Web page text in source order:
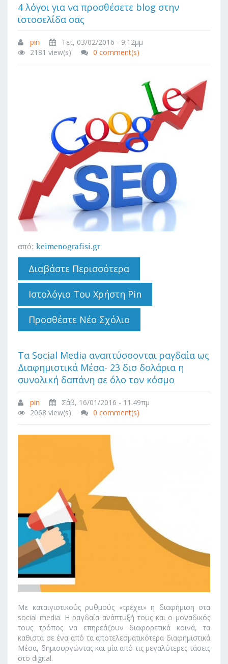
4 λόγοι για να προσθέσετε blog στην
ιστοσελίδα σας
pin
Τετ, 03/02/2016 - 9:12μμ
2181 view(s)
0 comment(s)
από: keimenografisi.gr
Διαβάστε Περισσότερα
Προσθέσετε Blog
Στην Ιστοσελίδα
Ιστολόγιο Του Χρήστη Pin
Προσθέστε Νέο Σχόλιο
Τα Social Media αναπτύσσονται ραγδαία ως
Διαφημιστικά Μέσα- 23 δισ δολάρια η
συνολική δαπάνη σε όλο τον κόσμο
pin
Σάβ, 16/01/2016 - 11:49πμ
2068 view(s)
0 comment(s)
Με καταιγιστικούς ρυθμούς «τρέχει» η διαφήμιση στα
social media. Η ραγδαία ανάπτυξή τους και ο μοναδικός
τους τρόπος να επηρεάζουν διαφορετικά κοινά, τα
καθιστά σε ένα από τα αποτελεσματικότερα διαφημιστικά
Μέσα, δημιουργώντας και μία από τις μεγαλύτερες τάσεις
στο digital.